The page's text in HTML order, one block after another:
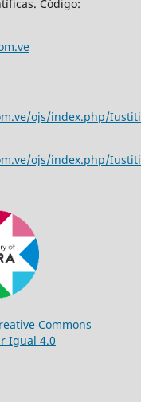
Código:
ojs/index.php/
ojs/index.php/
Commons
Igual 4.0